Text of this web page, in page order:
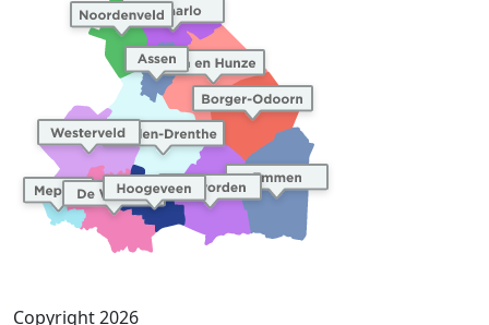
Copyright 2026